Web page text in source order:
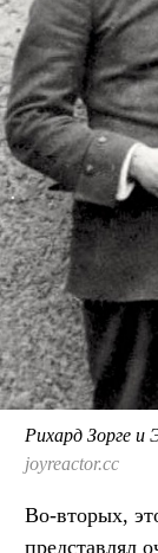
Рихард Зорге и
joyreactor.cc
Во-вторых,
представлял